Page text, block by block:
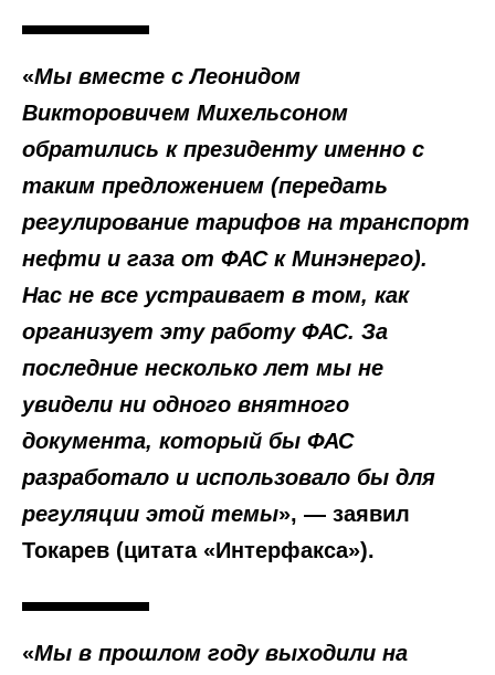
«Мы вместе с Леонидом
Викторовичем Михельсоном
обратились к президенту именно с
таким предложением (передать
регулирование тарифов на транспорт
нефти и газа от ФАС к Минэнерго).
Нас не все устраивает в том, как
организует эту работу ФАС. За
последние несколько лет мы не
увидели ни одного внятного
документа, который бы ФАС
разработало и использовало бы для
регуляции этой темы», — заявил
Токарев (цитата «Интерфакса»).
«Мы в прошлом году выходили на